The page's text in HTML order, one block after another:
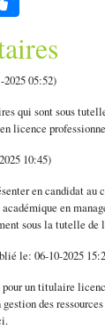
Like
05:52)
qui sont sous
licence
10:45)
en candidat au
en
sous la tutelle de
le: 06-10-2025
un titulaire
des